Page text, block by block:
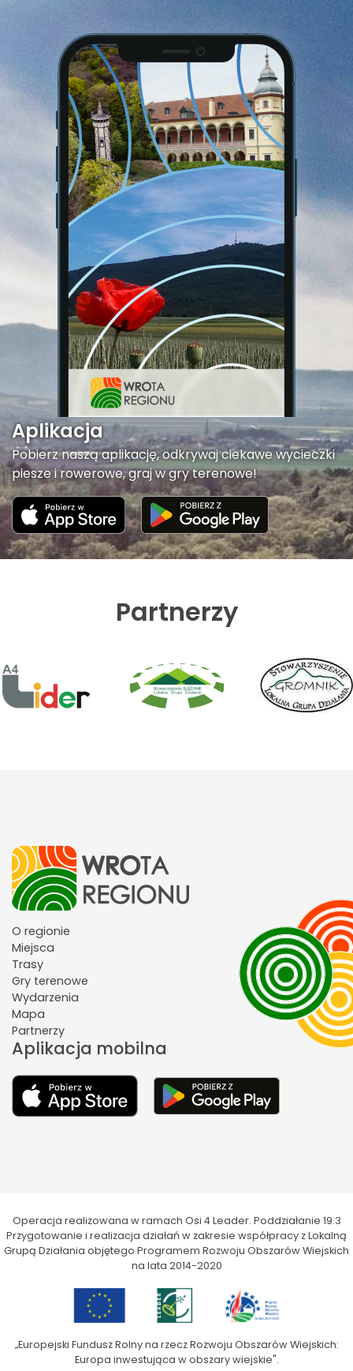
Aplikacja
Pobierz naszą aplikację, odkrywaj ciekawe wycieczki
piesze i rowerowe, graj w gry terenowe!
Partnerzy
O regionie
Miejsca
Trasy
Gry terenowe
Wydarzenia
Mapa
Partnerzy
Aplikacja mobilna
Operacja realizowana w ramach Osi 4 Leader. Poddziałanie 19.3
Przygotowanie i realizacja działań w zakresie współpracy z Lokalną
Grupą Działania objętego Programem Rozwoju Obszarów Wiejskich
na lata 2014-2020
„Europejski Fundusz Rolny na rzecz Rozwoju Obszarów Wiejskich:
Europa inwestująca w obszary wiejskie".